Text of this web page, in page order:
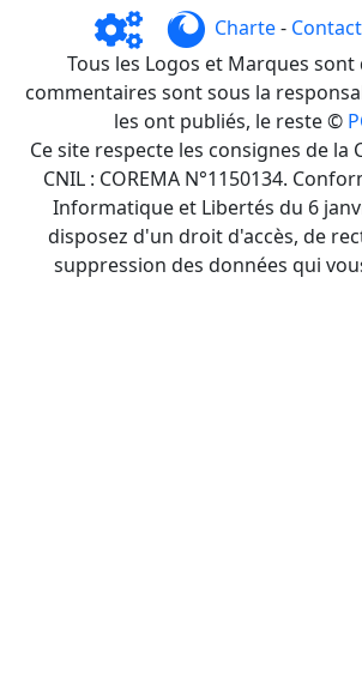
Charte- Contact
Tous les Logos et Marques sont
commentaires sont sous la
les ont publiés, le reste ©
Ce site respecte les consignes de la
CNIL : COREMA N°1150134.
Informatique et Libertés du 6
disposez d'un droit d'accès, de
suppression des données qui